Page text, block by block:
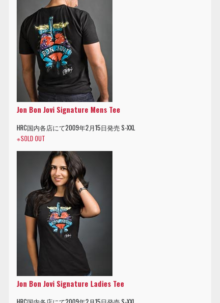
Jon Bon Jovi Signature Mens Tee
HRC国内各店にて2009年2月15日発売 S-XXL
※SOLD OUT
Jon Bon Jovi Signature Ladies Tee